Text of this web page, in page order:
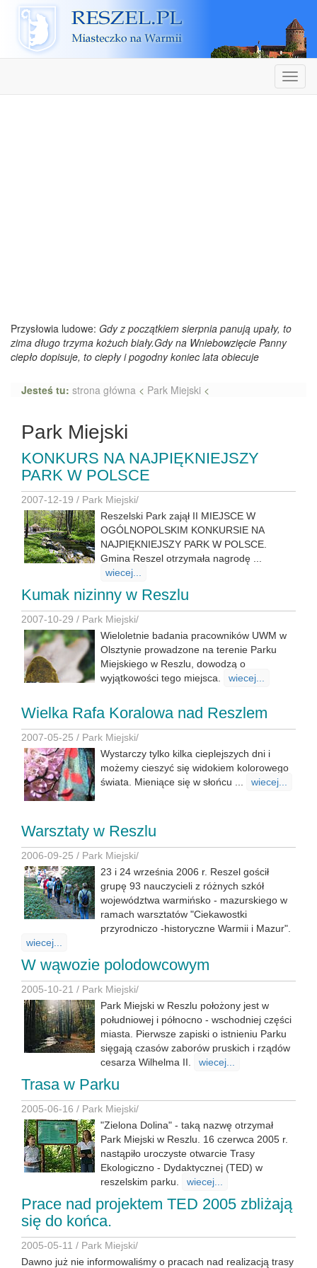
Reszel
Przysłowia ludowe: Gdy z początkiem sierpnia panują upały, to
zima długo trzyma kożuch biały.Gdy na Wniebowzięcie Panny
ciepło dopisuje, to ciepły i pogodny koniec lata obiecuje
Jesteś tu: strona główna < Park Miejski <
Park Miejski
KONKURS NA NAJPIĘKNIEJSZY
PARK W POLSCE
2007-12-19 / Park Miejski/
Reszelski Park zajął II MIEJSCE W
OGÓLNOPOLSKIM KONKURSIE NA
NAJPIĘKNIEJSZY PARK W POLSCE.
Gmina Reszel otrzymała nagrodę ...
wiecej...
Kumak nizinny w Reszlu
2007-10-29 / Park Miejski/
Wieloletnie badania pracowników UWM w
Olsztynie prowadzone na terenie Parku
Miejskiego w Reszlu, dowodzą o
wyjątkowości tego miejsca.
wiecej...
Wielka Rafa Koralowa nad Reszlem
2007-05-25 / Park Miejski/
Wystarczy tylko kilka cieplejszych dni i
możemy cieszyć się widokiem kolorowego
świata. Mieniące się w słońcu ...
wiecej...
Warsztaty w Reszlu
2006-09-25 / Park Miejski/
23 i 24 września 2006 r. Reszel gościł
grupę 93 nauczycieli z różnych szkół
województwa warmińsko - mazurskiego w
ramach warsztatów "Ciekawostki
przyrodniczo -historyczne Warmii i Mazur".
wiecej...
W wąwozie polodowcowym
2005-10-21 / Park Miejski/
Park Miejski w Reszlu położony jest w
południowej i północno - wschodniej części
miasta. Pierwsze zapiski o istnieniu Parku
sięgają czasów zaborów pruskich i rządów
cesarza Wilhelma II.
wiecej...
Trasa w Parku
2005-06-16 / Park Miejski/
"Zielona Dolina" - taką nazwę otrzymał
Park Miejski w Reszlu. 16 czerwca 2005 r.
nastąpiło uroczyste otwarcie Trasy
Ekologiczno - Dydaktycznej (TED) w
reszelskim parku.
wiecej...
Prace nad projektem TED 2005 zbliżają
się do końca.
2005-05-11 / Park Miejski/
Dawno już nie informowaliśmy o pracach nad realizacją trasy